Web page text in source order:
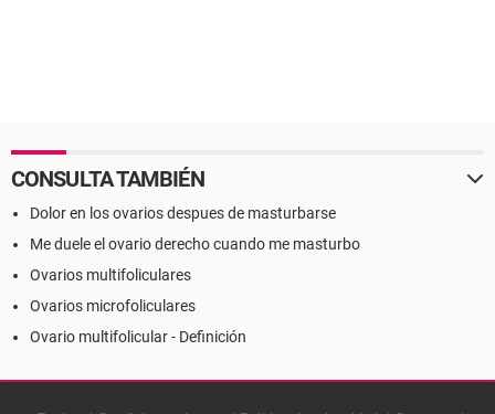
CONSULTA TAMBIÉN
Dolor en los ovarios despues de masturbarse
Me duele el ovario derecho cuando me masturbo
Ovarios multifoliculares
Ovarios microfoliculares
Ovario multifolicular - Definición